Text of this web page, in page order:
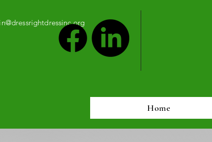
Home